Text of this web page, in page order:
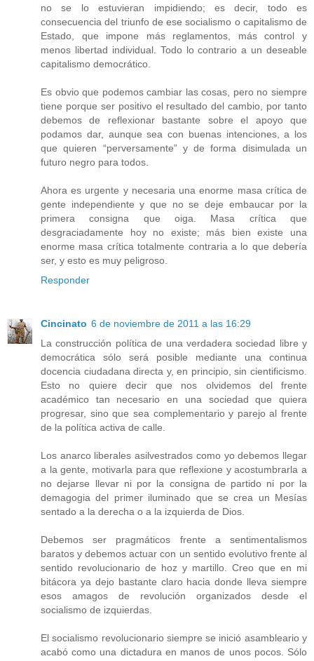
no se lo estuvieran impidiendo; es decir, todo es
consecuencia del triunfo de ese socialismo o capitalismo de
Estado, que impone más reglamentos, más control y
menos libertad individual. Todo lo contrario a un deseable
capitalismo democrático.
Es obvio que podemos cambiar las cosas, pero no siempre
tiene porque ser positivo el resultado del cambio, por tanto
debemos de reflexionar bastante sobre el apoyo que
podamos dar, aunque sea con buenas intenciones, a los
que quieren “perversamente” y de forma disimulada un
futuro negro para todos.
Ahora es urgente y necesaria una enorme masa crítica de
gente independiente y que no se deje embaucar por la
primera consigna que oiga. Masa crítica que
desgraciadamente hoy no existe; más bien existe una
enorme masa crítica totalmente contraria a lo que debería
ser, y esto es muy peligroso.
Responder
Cincinato 6 de noviembre de 2011 a las 16:29
La construcción política de una verdadera sociedad libre y
democrática sólo será posible mediante una continua
docencia ciudadana directa y, en principio, sin cientificismo.
Esto no quiere decir que nos olvidemos del frente
académico tan necesario en una sociedad que quiera
progresar, sino que sea complementario y parejo al frente
de la política activa de calle.
Los anarco liberales asilvestrados como yo debemos llegar
a la gente, motivarla para que reflexione y acostumbrarla a
no dejarse llevar ni por la consigna de partido ni por la
demagogia del primer iluminado que se crea un Mesías
sentado a la derecha o a la izquierda de Dios.
Debemos ser pragmáticos frente a sentimentalismos
baratos y debemos actuar con un sentido evolutivo frente al
sentido revolucionario de hoz y martillo. Creo que en mi
bitácora ya dejo bastante claro hacia donde lleva siempre
esos amagos de revolución organizados desde el
socialismo de izquierdas.
El socialismo revolucionario siempre se inició asambleario y
acabó como una dictadura en manos de unos pocos. Sólo